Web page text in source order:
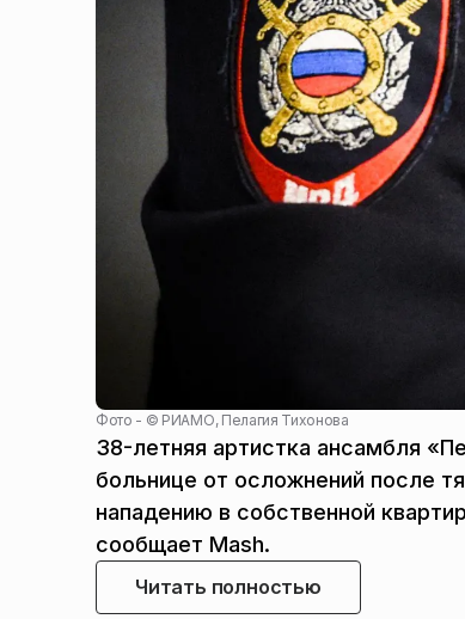
Фото - © РИАМО, Пелагия Тихонова
38-летняя артистка ансамбля
больнице от осложнений после
нападению в собственной
сообщает Mash.
Читать полностью